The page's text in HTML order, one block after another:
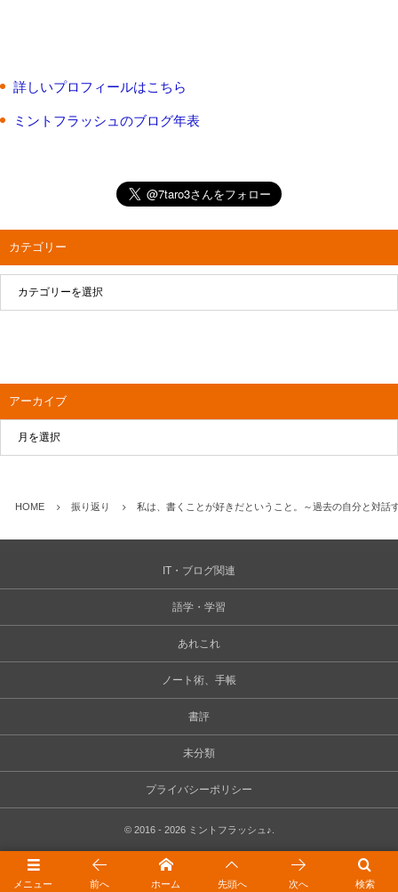
詳しいプロフィールはこちら
ミントフラッシュのブログ年表
カテゴリー
アーカイブ
HOME 振り返り 私は、書くことが好きだということ。～過去の自分と対話
IT・ブログ関連
語学・学習
あれこれ
ノート術、手帳
書評
未分類
プライバシーポリシー
© 2016 - 2026 ミントフラッシュ♪
メニュー 検索
前へ ホーム 先頭へ 次へ